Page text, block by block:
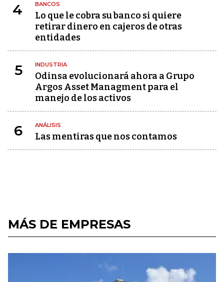
4 BANCOS
Lo que le cobra su banco si quiere
retirar dinero en cajeros de otras
entidades
5 INDUSTRIA
Odinsa evolucionará ahora a Grupo
Argos Asset Managment para el
manejo de los activos
6 ANÁLISIS
Las mentiras que nos contamos
MÁS DE EMPRESAS